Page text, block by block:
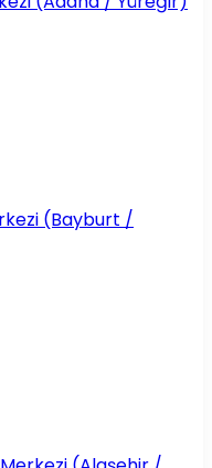
(Bayburt /